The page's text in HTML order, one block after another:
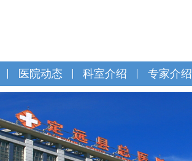
医院动态 科室介绍 专家介绍